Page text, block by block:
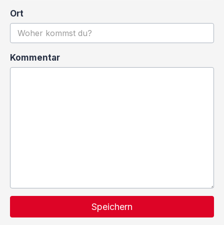
Ort
Kommentar
Speichern